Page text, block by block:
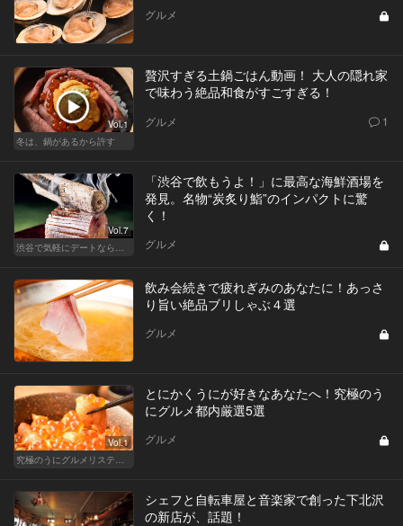
グルメ
Vol.1
冬は、鍋があるから許す
贅沢すぎる土鍋ごはん動画！ 大人の隠れ家
で味わう絶品和食がすごすぎる！
グルメ 1
Vol.7
渋谷で気軽にデートならここ！ディナーにおすすめのセンスが良い人気店
「渋谷で飲もうよ！」に最高な海鮮酒場を
発見。名物“炭炙り鮨”のインパクトに驚
く！
グルメ
飲み会続きで疲れぎみのあなたに！あっさ
り旨い絶品ブリしゃぶ４選
グルメ
Vol.1
究極のうにグルメリスティクル
とにかくうにが好きなあなたへ！究極のう
にグルメ都内厳選5選
グルメ
シェフと自転車屋と音楽家で創った下北沢
の新店が、話題！